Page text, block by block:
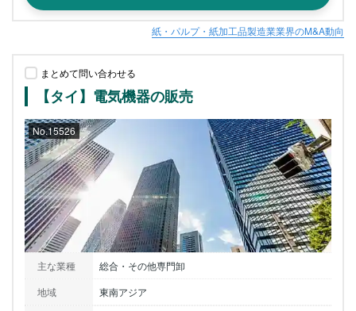
紙・パルプ・紙加工品製造業業界のM&A動向
まとめて問い合わせる
【タイ】電気機器の販売
No.15526
主な業種
総合・その他専門卸
地域
東南アジア